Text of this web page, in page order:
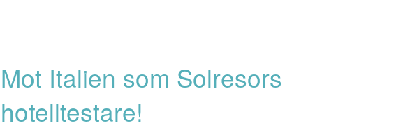
Mot Italien som Solresors
hotelltestare!